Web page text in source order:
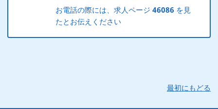
お電話の際には、求人ページ46086 を見
たとお伝えください
最初にもどる